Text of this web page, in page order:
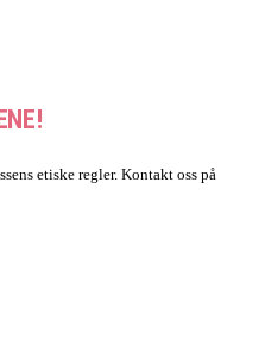
etiske regler. Kontakt oss på